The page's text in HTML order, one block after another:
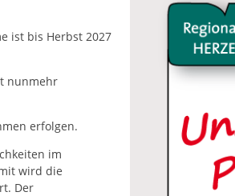
ist bis Herbst 2027
nunmehr
erfolgen.
im
wird die
Der